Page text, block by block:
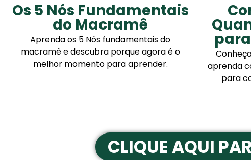
Os 5 Nós Fundamentais
do Macramê
Aprenda os 5 Nós fundamentais do
macramê e descubra porque agora é o
melhor momento para aprender.
aprenda
para
CLIQUE AQUI